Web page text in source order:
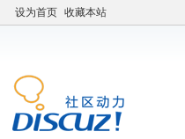
设为首页 收藏本站